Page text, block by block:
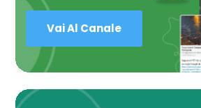
Vai Al Canale